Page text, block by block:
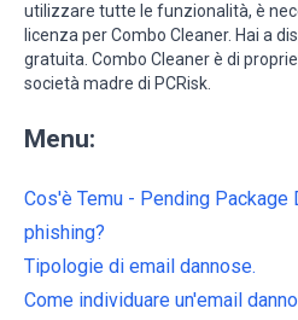
utilizzare tutte le funzionalità, è
licenza per Combo Cleaner. Hai a
gratuita. Combo Cleaner è di
società madre di PCRisk.
Menu:
Cos'è Temu - Pending Package
phishing?
Tipologie di email dannose.
Come individuare un'email